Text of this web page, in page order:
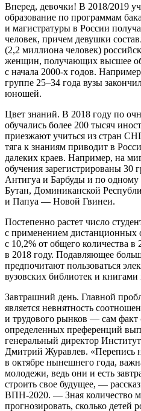
Вперед, девочки! В 2018/2019
образование по программам
и магистратуры в России
человек, причем девушки
(2,2 миллиона человек)
женщин, получающих высшее
с начала 2000-х годов.
группе 25–34 года вузы
юношей.
Цвет знаний. В 2018 году по
обучались более 200 тысяч
приезжают учиться из стран
тяга к знаниям приводит в
далеких краев. Например, на
обучения зарегистрированы 30
Антигуа и Барбуды и по одному
Бутан, Доминиканской
и Папуа — Новой Гвинеи.
Постепенно растет число
с применением дистанционных
c 10,2% от общего количества в
в 2018 году. Подавляющее
предпочитают пользоваться
вузовских библиотек и
Завтрашний день. Главной
является невнятность
и трудового рынков — сам факт
определенных преференций
генеральный директор
Дмитрий Журавлев. «Перепись
в октябре нынешнего года,
молодежи, ведь они и есть
строить свое будущее, —
ВПН-2020. — Зная количество
прогнозировать, сколько